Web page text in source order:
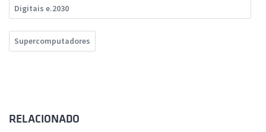
Digitais e.2030
Supercomputadores
RELACIONADO